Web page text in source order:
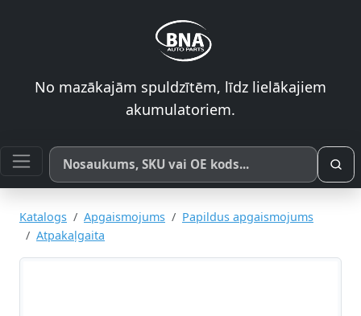
No mazākajām spuldzītēm, līdz lielākajiem
akumulatoriem.
Meklēt pēc produkta nosaukuma, SKU vai OE koda
Katalogs Apgaismojums
Papildus apgaismojums
Atpakaļgaita